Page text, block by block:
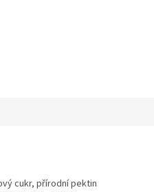
cukr, přírodní pektin